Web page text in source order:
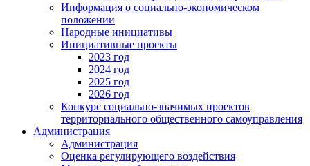
Информация о социально-экономическом
положении
Народные инициативы
Инициативные проекты
2023 год
2024 год
2025 год
2026 год
Конкурс социально-значимых проектов
территориального общественного самоуправления
Администрация
Администрация
Оценка регулирующего воздействия